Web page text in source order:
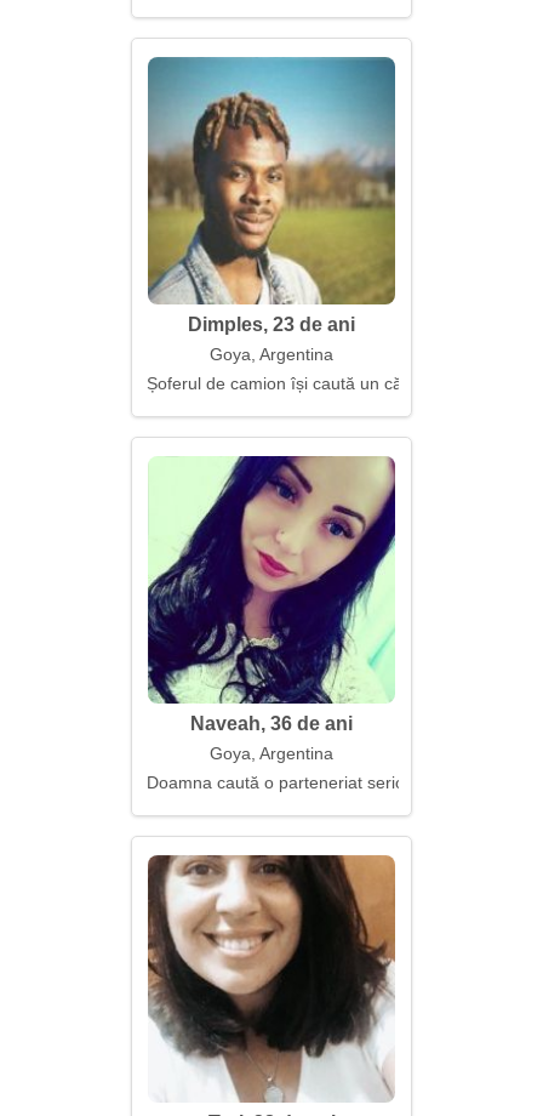
Dimples, 23 de ani
Goya, Argentina
Șoferul de camion își caută un cămin și liniște
Naveah, 36 de ani
Goya, Argentina
Doamna caută o parteneriat serioasă